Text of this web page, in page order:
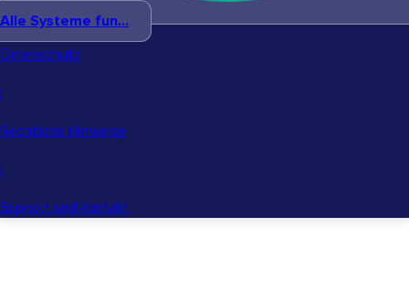
Alle Systeme fun...
Datenschutz
|
Rechtliche Hinweise
|
Support und Kontakt